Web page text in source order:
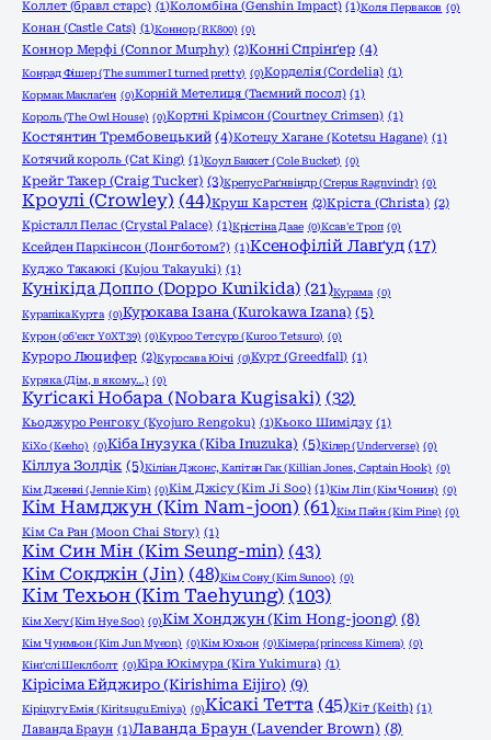
Коллет (бравл старс) (1)Коломбіна (Genshin Impact) (1)Коля Перваков (0)
Конан (Castle Cats) (1)Коннор (RK800) (0)
Коннор Мерфі (Connor Murphy) (2)Конні Спрінґер (4)
Конрад Фішер (The summer I turned pretty) (0)Корделія (Cordelia) (1)
Кормак Маклаґен (0)Корній Метелиця (Таємний посол) (1)
Король (The Owl House) (0)Кортні Крімсон (Courtney Crimsen) (1)
Костянтин Трембовецький (4)Котецу Хагане (Kotetsu Hagane) (1)
Котячий король (Cat King) (1)Коул Баккет (Cole Bucket) (0)
Крейг Такер (Craig Tucker) (3)Крепус Раґнвіндр (Crepus Ragnvindr) (0)
Кроулі (Crowley) (44)Круш Карстен (2)Кріста (Christa) (2)
Крісталл Пелас (Crystal Palace) (1)Крістіна Даае (0)Ксав'є Троп (0)
Ксейден Паркінсон (Лонгботом?) (1)Ксенофілій Лавґуд (17)
Куджо Такаюкі (Kujou Takayuki) (1)
Кунікіда Доппо (Doppo Kunikida) (21)Курама (0)
Курапіка Курта (0)Курокава Ізана (Kurokawa Izana) (5)
Курон (об'єкт Y0XT39) (0)Куроо Тетсуро (Kuroo Tetsuro) (0)
Куроро Люцифер (2)Куросава Юічі (0)Курт (Greedfall) (1)
Куряка (Дім, в якому…) (0)
Куґісакі Нобара (Nobara Kugisaki) (32)
Кьоджуро Ренгоку (Kyojuro Rengoku) (1)Кьоко Шимідзу (1)
КіХо (Keeho) (0)Кіба Інузука (Kiba Inuzuka) (5)Кілер (Underverse) (0)
Кіллуа Золдік (5)Кіліан Джонс, Капітан Гак (Killian Jones, Captain Hook) (0)
Кім Дженні (Jennie Kim) (0)Кім Джісу (Kim Ji Soo) (1)Кім Ліп (Кім Чонин) (0)
Кім Намджун (Kim Nam-joon) (61)Кім Пайн (Kim Pine) (0)
Кім Са Ран (Moon Chai Story) (1)
Кім Син Мін (Kim Seung-min) (43)
Кім Сокджін (Jin) (48)Кім Сону (Kim Sunoo) (0)
Кім Техьон (Kim Taehyung) (103)
Кім Хесу (Kim Hye Soo) (0)Кім Хонджун (Kim Hong-joong) (8)
Кім Чунмьон (Kim Jun Myeon) (0)Кім Юхьон (0)Кімера (princess Kimera) (0)
Кінґслі Шеклболт (0)Кіра Юкімура (Kira Yukimura) (1)
Кірісіма Ейджиро (Kirishima Eijiro) (9)
Кіріцугу Емія (Kiritsugu Emiya) (0)Кісакі Тетта (45)Кіт (Keith) (1)
Лаванда Браун (1)Лаванда Браун (Lavender Brown) (8)